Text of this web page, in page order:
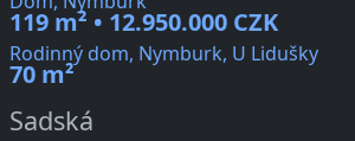
119 m² • 12.950.000 CZK
Rodinný dom, Nymburk, U Lidušky
70 m²
Sadská